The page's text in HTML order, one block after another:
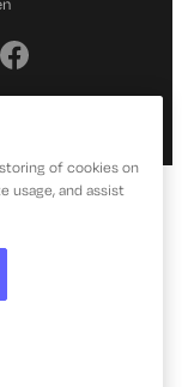
of cookies on
usage, and assist